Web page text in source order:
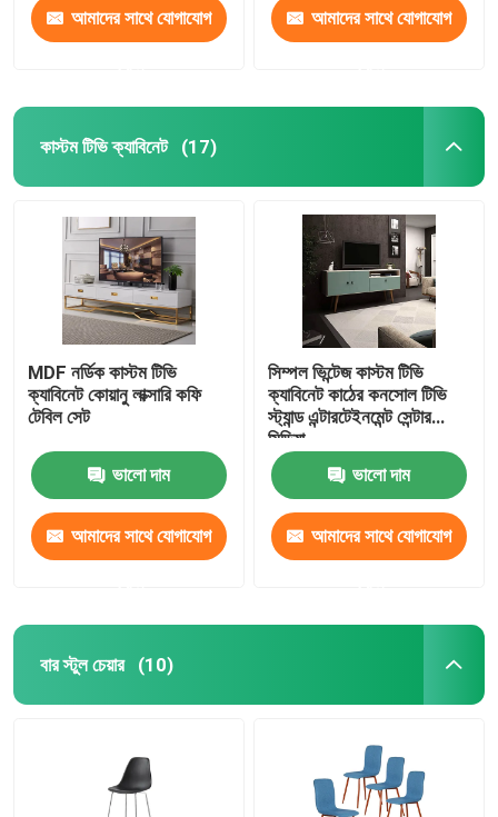
আমাদের সাথে যোগাযোগ আমাদের সাথে যোগাযোগ
কাস্টম টিভি ক্যাবিনেট (17)
MDF নর্ডিক কাস্টম টিভি
ক্যাবিনেট কোয়ানু লাক্সারি কফি
টেবিল সেট
ভালো দাম
আমাদের সাথে যোগাযোগ
সিম্পল ভিন্টেজ কাস্টম টিভি
ক্যাবিনেট কাঠের কনসোল টিভি
স্ট্যান্ড এন্টারটেইনমেন্ট সেন্টার
মিডিয়া
ভালো দাম
আমাদের সাথে যোগাযোগ
বার স্টুল চেয়ার (10)